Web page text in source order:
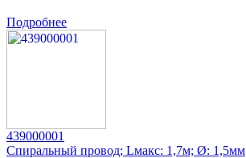
Подробнее
439000001
Спиральный провод; Lмакс: 1,7м; Ø: 1,5мм